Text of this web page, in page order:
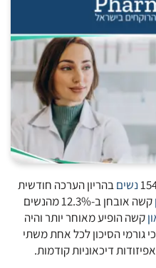
נשיםבהריון הערכה חודשית
קשה אובחן ב-12.3% מהנשים
קשה הופיע מאוחר יותר והיה
גורמי הסיכון לכל אחת משתי
דיכאוניות קודמות.